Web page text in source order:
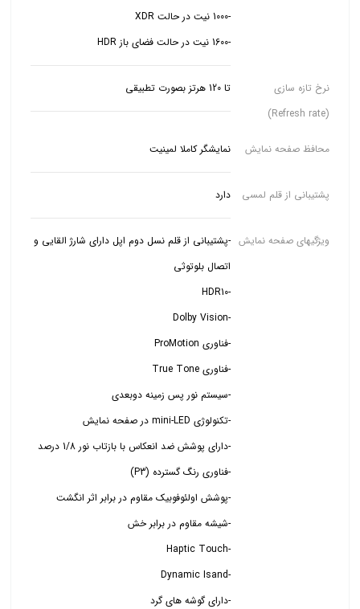
-1000 نیت در حالت XDR
-1600 نیت در حالت فضای باز HDR
نرخ تازه سازی
(Refresh rate)
تا 120 هرتز بصورت تطبیقی
محافظ صفحه نمایش نمایشگر کاملا لمینیت
پشتیبانی از قلم لمسی دارد
ویژگیهای صفحه نمایش -پشتیبانی از قلم نسل دوم اپل دارای شارژ القایی و
-HDR10
-Dolby Vision
-فناوری ProMotion
-سیستم نور پس‌ زمینه دوبعدی
-تکنولوژی mini-LED در صفحه نمایش
-فناوری رنگ گسترده (P3)
-پوشش اولئوفوبیک مقاوم در برابر اثر انگشت
-شیشه مقاوم در برابر خش
-Haptic Touch
-Dynamic Isand
-دارای گوشه های گرد